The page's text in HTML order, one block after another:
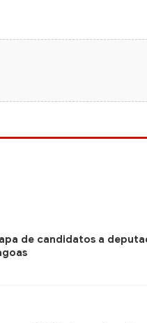
de candidatos a